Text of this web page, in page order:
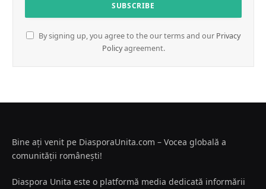
By signing up, you agree to the our terms and our Privacy
Policyagreement.
Bine ați venit pe DiasporaUnita.com – Vocea globală a
comunității românești!
Diaspora Unita este o platformă media dedicată informării